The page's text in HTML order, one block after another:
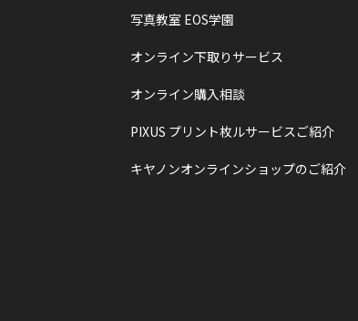
写真教室 EOS学園
オンライン下取りサービス
オンライン購入相談
PIXUS プリント枚ルサービスご紹介
キヤノンオンラインショップのご紹介